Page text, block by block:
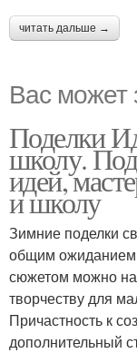
читать дальше →
Вас может
Поделки
школу.
идей,
и школу
Зимние поделки
общим ожиданием
сюжетом можно
творчеству для
Причастность к
дополнительный